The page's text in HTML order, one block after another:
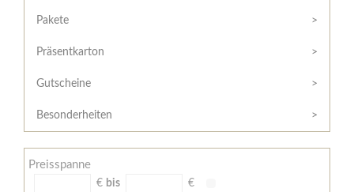
/
Widerrufsformular
AGB
Zahlungsbedingungen
Meine
Pakete
Präsentkarton
Gutscheine
Besonderheiten
Preisspanne
€ bis €